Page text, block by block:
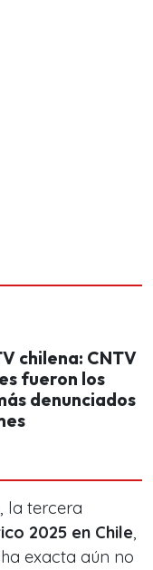
chilena: CNTV
fueron los
denunciados
, la tercera
2025 en Chile,
exacta aún no